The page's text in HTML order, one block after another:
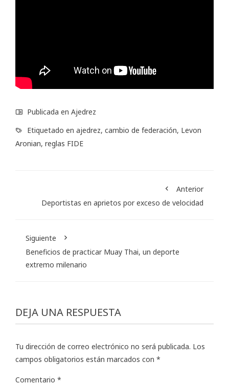
Publicada en Ajedrez
Etiquetado en ajedrez, cambio de federación, Levon
Aronian, reglas FIDE
Anterior
Deportistas en aprietos por exceso de velocidad
Siguiente
Beneficios de practicar Muay Thai, un deporte
extremo milenario
DEJA UNA RESPUESTA
Tu dirección de correo electrónico no será publicada. Los
campos obligatorios están marcados con *
Comentario *